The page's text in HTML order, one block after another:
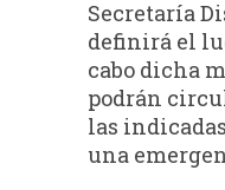
Secretaría
definirá el
cabo dicha
podrán
las
una